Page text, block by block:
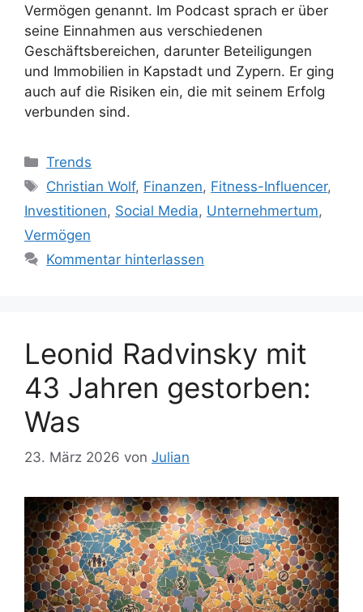
Vermögen genannt. Im Podcast sprach er über
seine Einnahmen aus verschiedenen
Geschäftsbereichen, darunter Beteiligungen
und Immobilien in Kapstadt und Zypern. Er ging
auch auf die Risiken ein, die mit seinem Erfolg
verbunden sind.
Kategorien
Trends
Schlagwörter
Christian Wolf, Finanzen, Fitness-Influencer,
Investitionen, Social Media, Unternehmertum,
Vermögen
Kommentar hinterlassen
Leonid Radvinsky mit
43 Jahren gestorben:
Was
23. März 2026 von Julian